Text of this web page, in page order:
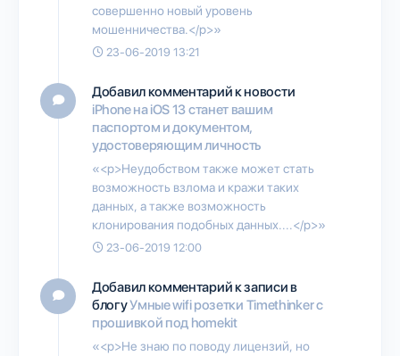
совершенно новый уровень
мошенничества.</p>»
23-06-2019 13:21
Добавил комментарий к новости
iPhone на iOS 13 станет вашим
паспортом и документом,
удостоверяющим личность
«<p>Неудобством также может стать
возможность взлома и кражи таких
данных, а также возможность
клонирования подобных данных....</p>»
23-06-2019 12:00
Добавил комментарий к записи в
блогуУмные wifi розетки Timethinker c
прошивкой под homekit
«<p>Не знаю по поводу лицензий, но